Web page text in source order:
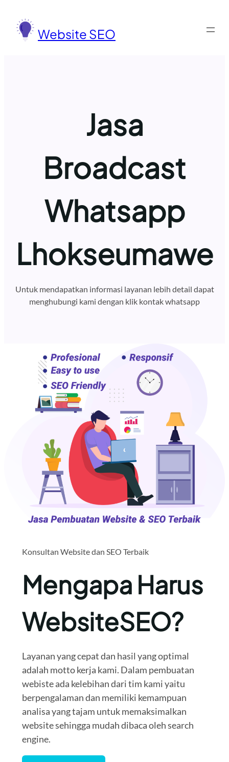
konten
Website SEO
Jasa
Broadcast
Whatsapp
Lhokseumawe
Untuk mendapatkan informasi layanan lebih detail dapat
menghubungi kami dengan klik kontak whatsapp
Konsultan Website dan SEO Terbaik
Mengapa Harus
WebsiteSEO?
Layanan yang cepat dan hasil yang optimal
adalah motto kerja kami. Dalam pembuatan
webiste ada kelebihan dari tim kami yaitu
berpengalaman dan memiliki kemampuan
analisa yang tajam untuk memaksimalkan
website sehingga mudah dibaca oleh search
engine.